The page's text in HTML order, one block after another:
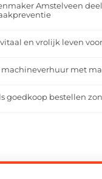
Amstelveen
en vrolijk leven
machineverhuur met
goedkoop bestellen